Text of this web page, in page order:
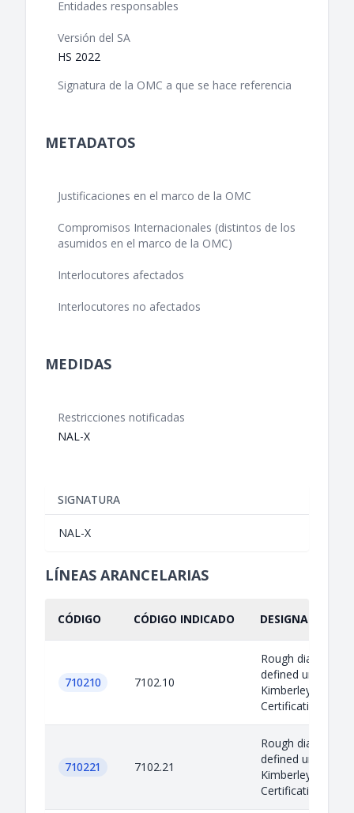
Entidades responsables
Versión del SA
HS 2022
Signatura de la OMC a que se hace referencia
METADATOS
Justificaciones en el marco de la OMC
Compromisos Internacionales (distintos de los
asumidos en el marco de la OMC)
Interlocutores afectados
Interlocutores no afectados
MEDIDAS
Restricciones notificadas
NAL-X
SIGNATURA
NAL-X
LÍNEAS ARANCELARIAS
CÓDIGO CÓDIGO INDICADO DESIGNACIÓN
710210 7102.10
Rough diamonds
defined under the
Kimberley
Certification
710221 7102.21
Rough diamonds
defined under the
Kimberley
Certification